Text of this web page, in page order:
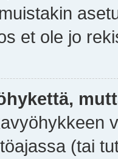
et ole jo
(tai